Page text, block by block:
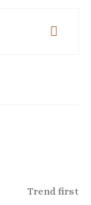
Trend first